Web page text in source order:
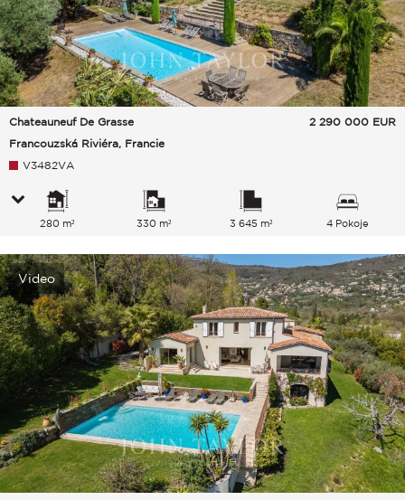
Chateauneuf De Grasse
Francouzská Riviéra, Francie
2 290 000 EUR
V3482VA
280 m² 330 m² 3 645 m² 4 Pokoje
Video